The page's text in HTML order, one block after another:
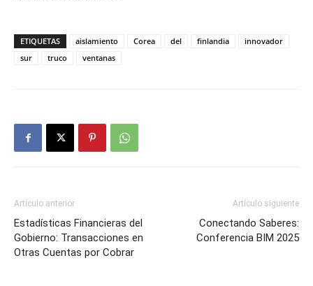
ETIQUETAS aislamiento Corea del finlandia
innovador
sur
truco ventanas
Artículo anterior
Estadísticas Financieras del
Gobierno: Transacciones en
Otras Cuentas por Cobrar
Artículo siguiente
Conectando Saberes:
Conferencia BIM 2025